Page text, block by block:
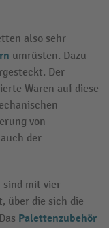
also sehr
umrüsten. Dazu
Der
Waren auf diese
von
der
sind mit vier
über die sich die
Palettenzubehör